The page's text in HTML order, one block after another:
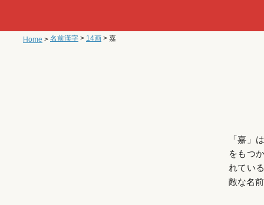
Home > 名前漢字 > 14画 > 嘉
「嘉」
をもつ
れてい
敵な名